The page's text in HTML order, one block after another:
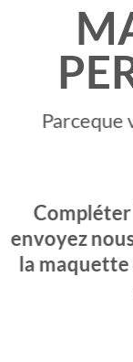
Parceque
envoyez
la